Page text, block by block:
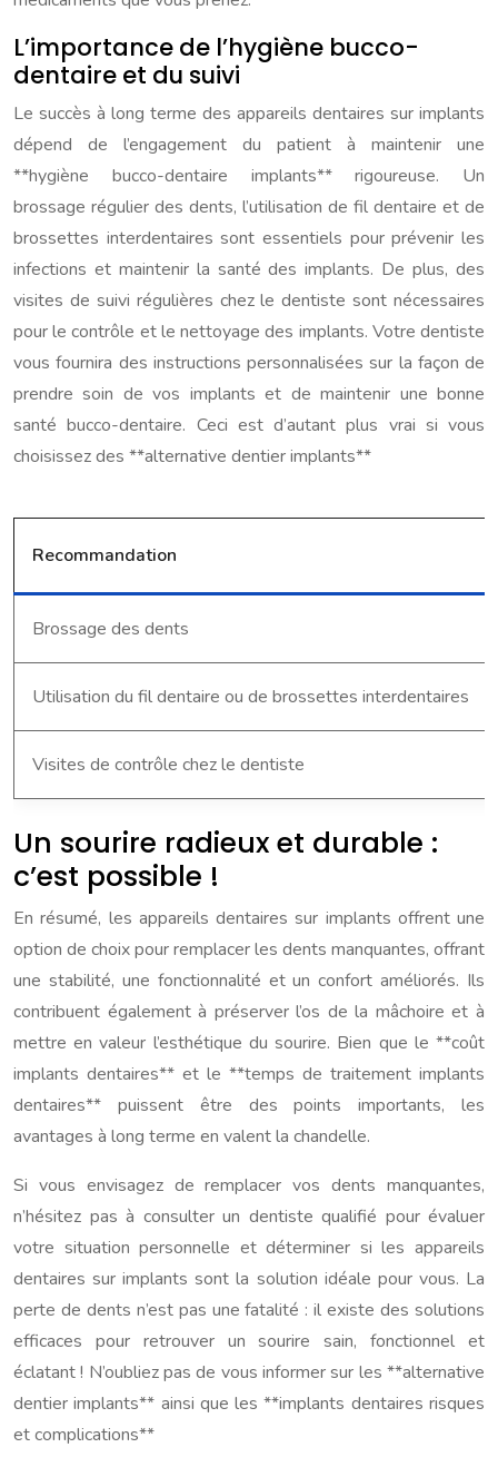
L’importance de l’hygiène bucco-
dentaire et du suivi
Le succès à long terme des appareils dentaires sur implants
dépend de l’engagement du patient à maintenir une
**hygiène bucco-dentaire implants** rigoureuse. Un
brossage régulier des dents, l’utilisation de fil dentaire et de
brossettes interdentaires sont essentiels pour prévenir les
infections et maintenir la santé des implants. De plus, des
visites de suivi régulières chez le dentiste sont nécessaires
pour le contrôle et le nettoyage des implants. Votre dentiste
vous fournira des instructions personnalisées sur la façon de
prendre soin de vos implants et de maintenir une bonne
santé bucco-dentaire. Ceci est d’autant plus vrai si vous
choisissez des **alternative dentier implants**
Recommandation
Brossage des dents
Utilisation du fil dentaire ou de brossettes interdentaires
Visites de contrôle chez le dentiste
Un sourire radieux et durable :
c’est possible !
En résumé, les appareils dentaires sur implants offrent une
option de choix pour remplacer les dents manquantes, offrant
une stabilité, une fonctionnalité et un confort améliorés. Ils
contribuent également à préserver l’os de la mâchoire et à
mettre en valeur l’esthétique du sourire. Bien que le **coût
implants dentaires** et le **temps de traitement implants
dentaires** puissent être des points importants, les
avantages à long terme en valent la chandelle.
Si vous envisagez de remplacer vos dents manquantes,
n’hésitez pas à consulter un dentiste qualifié pour évaluer
votre situation personnelle et déterminer si les appareils
dentaires sur implants sont la solution idéale pour vous. La
perte de dents n’est pas une fatalité : il existe des solutions
efficaces pour retrouver un sourire sain, fonctionnel et
éclatant ! N’oubliez pas de vous informer sur les **alternative
dentier implants** ainsi que les **implants dentaires risques
et complications**